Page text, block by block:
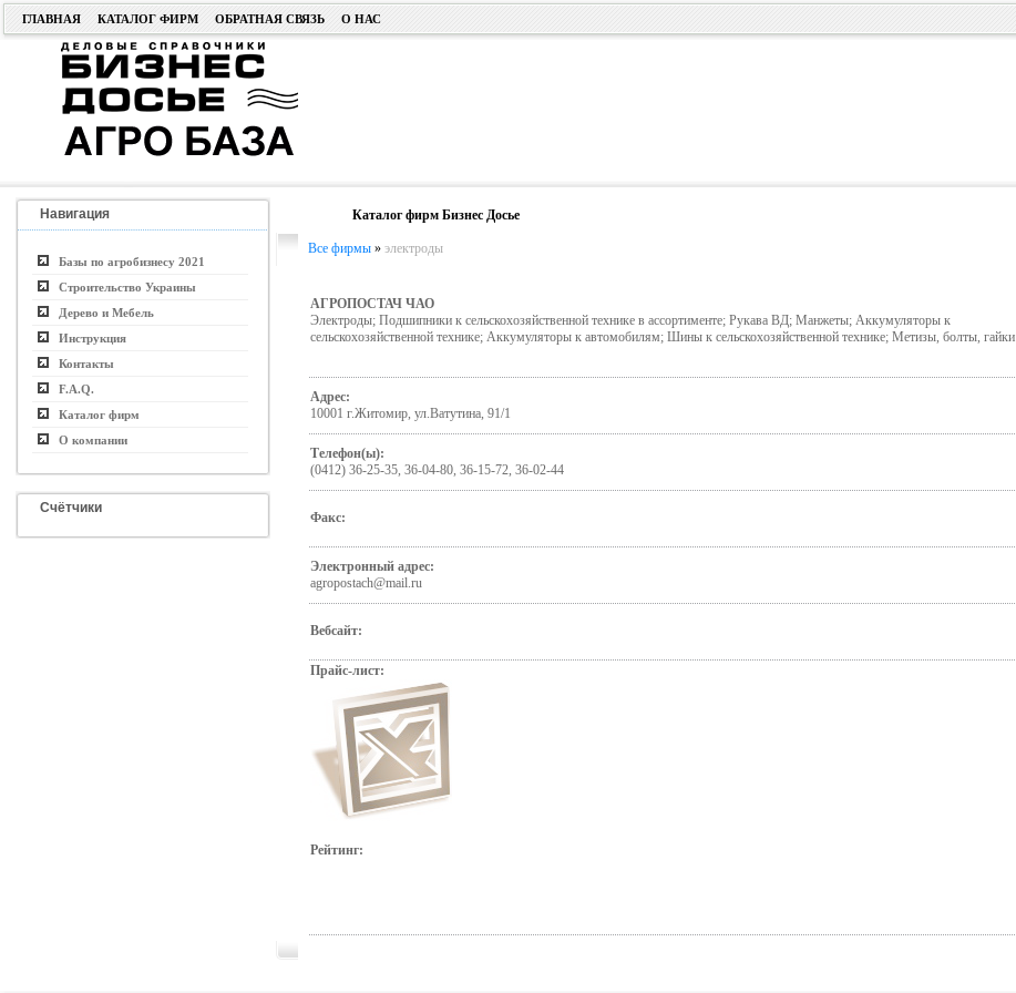
ГЛАВНАЯ КАТАЛОГ ФИРМ ОБРАТНАЯ СВЯЗЬ О НАС
Навигация
Базы по агробизнесу 2021
Строительство Украины
Дерево и Мебель
Инструкция
Контакты
F.A.Q.
Каталог фирм
О компании
Счётчики
Каталог фирм Бизнес Досье
Все фирмы» электроды
АГРОПОСТАЧ ЧАО
Электроды; Подшипники к сельскохозяйственной технике в ассортименте; Рукава ВД; Манжеты; Аккумуляторы к
сельскохозяйственной технике; Аккумуляторы к автомобилям; Шины к сельскохозяйственной технике; Метизы, болты, гайки
Адрес:
10001 г.Житомир, ул.Ватутина, 91/1
Телефон(ы):
(0412) 36-25-35, 36-04-80, 36-15-72, 36-02-44
Факс:
Электронный адрес:
agropostach@mail.ru
Вебсайт:
Прайс-лист:
Рейтинг: